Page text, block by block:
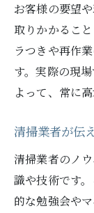
お客様の要望
取りかかるこ
ラつきや再作
す。実際の現
よって、常に
清掃業者が伝
清掃業者のノ
識や技術です
的な勉強会や